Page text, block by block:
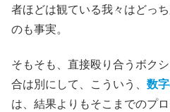
者ほどは観ている我々はどっ
のも事実。
そもそも、直接殴り合うボク
合は別にして、こういう、 数
は、結果よりもそこまでのプ